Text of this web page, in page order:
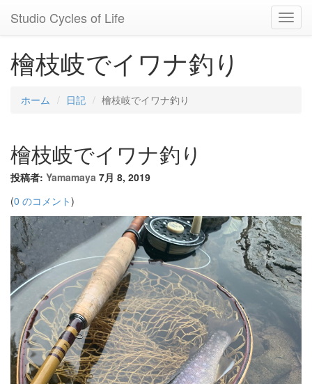
Studio Cycles of Life
檜枝岐でイワナ釣り
ホーム 日記 檜枝岐でイワナ釣り
檜枝岐でイワナ釣り
投稿者: Yamamaya 7月 8, 2019
(0 のコメント)